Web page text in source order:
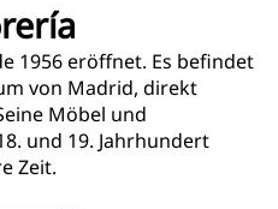
1956 eröffnet. Es befindet
von Madrid, direkt
Möbel und
und 19. Jahrhundert
Zeit.